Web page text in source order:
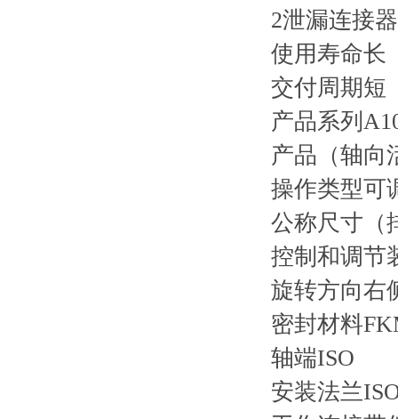
2泄漏连接器
使用寿命长
交付周期短
产品系列
产品（轴向
操作类型可
公称尺寸（
控制和调节
旋转方向右
密封材料
轴端ISO
安装法兰